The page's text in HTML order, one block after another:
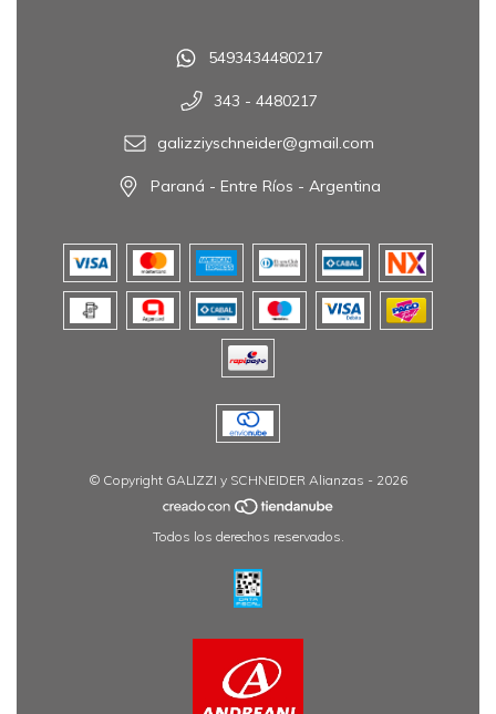
5493434480217
343 - 4480217
galizziyschneider@gmail.com
Paraná - Entre Ríos - Argentina
© Copyright GALIZZI y SCHNEIDER Alianzas - 2026
Todos los derechos reservados.